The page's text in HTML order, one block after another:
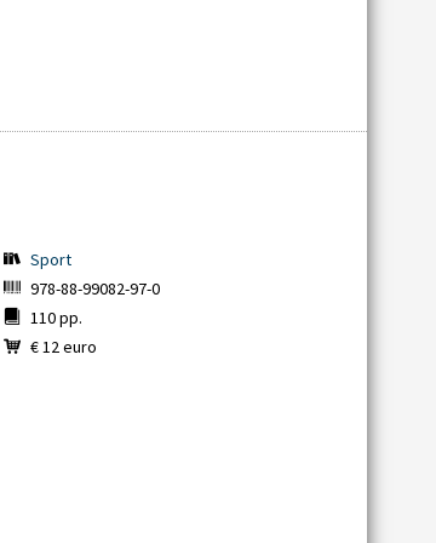
Sport
978-88-99082-97-0
110 pp.
€ 12 euro